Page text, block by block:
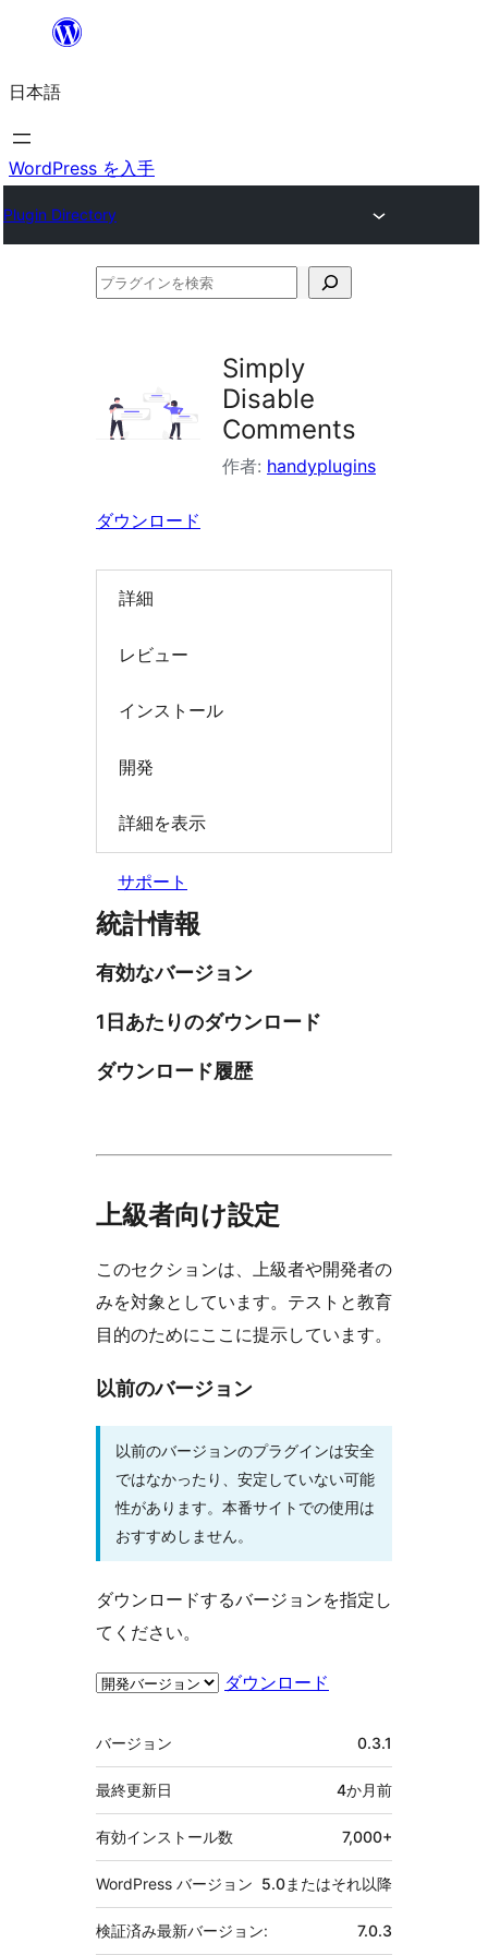
を
ス
キ
プ
日本語
WordPress を入手
Plugin Directory
プ
ン
を
索
Simply
Disable
Comments
作者: handyplugins
ダウンロード
詳細
レビュー
インストール
開発
詳細を表示
サポート
統計情報
有効なバージョン
1日あたりのダウンロード
ダウンロード履歴
上級者向け設定
このセクションは、上級者や開発者の
みを対象としています。テストと教育
目的のためにここに提示しています。
以前のバージョン
以前のバージョンのプラグインは安全
ではなかったり、安定していない可能
性があります。本番サイトでの使用は
おすすめしません。
ダウンロードするバージョンを指定し
てください。
ダウンロード
メ
タ
バージョン 0.3.1
最終更新日 4か月前
有効インストール数 7,000+
WordPress バージョン 5.0またはそれ以降
検証済み最新バージョン: 7.0.3